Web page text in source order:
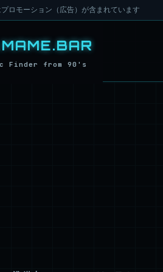
ロモーション（広告）が含まれています